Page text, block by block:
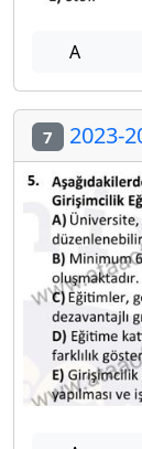
A
7 2023-